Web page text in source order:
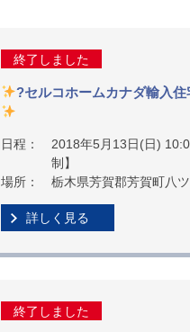
終了しました
?セルコホームカナダ輸入
日程：
2018年5月13日(日)
制】
場所：
栃木県芳賀郡芳賀町八
詳しく見る
終了しました